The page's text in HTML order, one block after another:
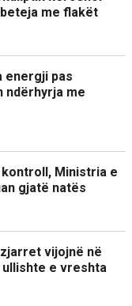
me flakët
energji pas
ndërhyrja me
Ministria e
gjatë natës
vijojnë në
e vreshta